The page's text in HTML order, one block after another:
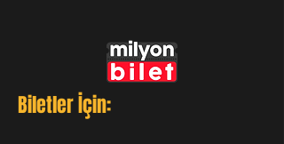
Biletler İçin: